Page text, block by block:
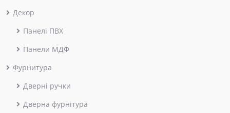
Декор
Панелі ПВХ
Панели МДФ
Фурнитура
Дверні ручки
Дверна фурнітура